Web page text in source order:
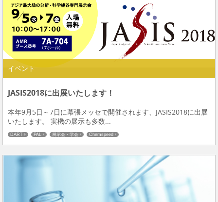
イベント
JASIS2018に出展いたします！
本年9月5日～7日に幕張メッセで開催されます、JASIS2018に出展
いたします。 実機の展示も多数...
DART PAL 展示会・学会 Chemspeed